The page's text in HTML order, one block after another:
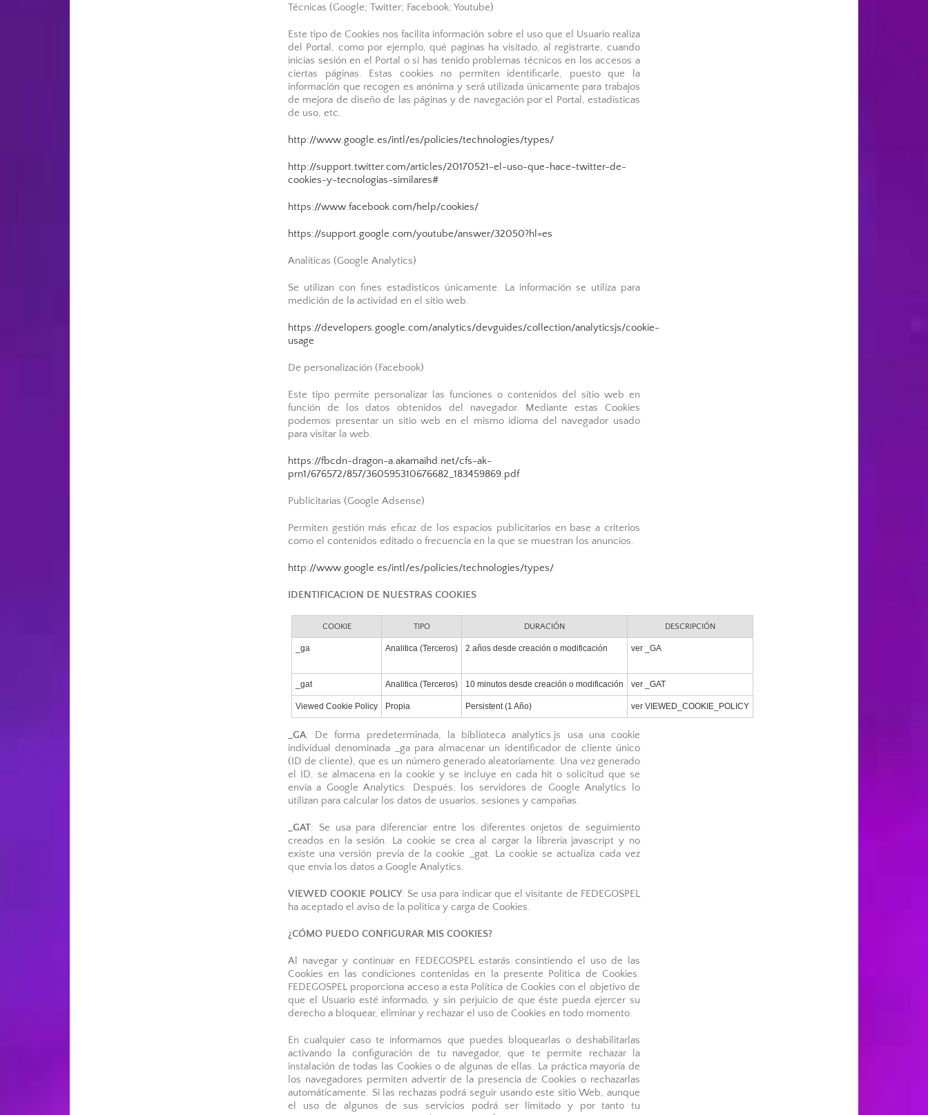
Técnicas (Google; Twitter; Facebook; Youtube)
Este tipo de Cookies nos facilita información sobre el uso que el Usuario realiza
del Portal, como por ejemplo, qué paginas ha visitado, al registrarte, cuando
inicias sesión en el Portal o si has tenido problemas técnicos en los accesos a
ciertas páginas. Estas cookies no permiten identificarle, puesto que la
información que recogen es anónima y será utilizada únicamente para trabajos
de mejora de diseño de las páginas y de navegación por el Portal, estadísticas
de uso, etc.
http://www.google.es/intl/es/policies/technologies/types/
http://support.twitter.com/articles/20170521-el-uso-que-hace-twitter-de-
cookies-y-tecnologias-similares#
https://www.facebook.com/help/cookies/
https://support.google.com/youtube/answer/32050?hl=es
Analíticas (Google Analytics)
Se utilizan con fines estadísticos únicamente. La información se utiliza para
medición de la actividad en el sitio web.
https://developers.google.com/analytics/devguides/collection/analyticsjs/cookie-
usage
De personalización (Facebook)
Este tipo permite personalizar las funciones o contenidos del sitio web en
función de los datos obtenidos del navegador. Mediante estas Cookies
podemos presentar un sitio web en el mismo idioma del navegador usado
para visitar la web.
https://fbcdn-dragon-a.akamaihd.net/cfs-ak-
prn1/676572/857/360595310676682_183459869.pdf
Publicitarias (Google Adsense)
Permiten gestión más eficaz de los espacios publicitarios en base a criterios
como el contenidos editado o frecuencia en la que se muestran los anuncios.
http://www.google.es/intl/es/policies/technologies/types/
IDENTIFICACION DE NUESTRAS COOKIES
COOKIE TIPO DURACIÓN DESCRIPCIÓN
_ga Analitica (Terceros) 2 años desde creación o modificación ver _GA
_gat Analitica (Terceros) 10 minutos desde creación o modificación ver _GAT
Viewed Cookie Policy Propia Persistent (1 Año) ver VIEWED_COOKIE_POLICY
_GA: De forma predeterminada, la biblioteca analytics.js usa una cookie
individual denominada _ga para almacenar un identificador de cliente único
(ID de cliente), que es un número generado aleatoriamente. Una vez generado
el ID, se almacena en la cookie y se incluye en cada hit o solicitud que se
envía a Google Analytics. Después, los servidores de Google Analytics lo
utilizan para calcular los datos de usuarios, sesiones y campañas.
_GAT: Se usa para diferenciar entre los diferentes onjetos de seguimiento
creados en la sesión. La cookie se crea al cargar la librería javascript y no
existe una versión previa de la cookie _gat. La cookie se actualiza cada vez
que envia los datos a Google Analytics.
VIEWED COOKIE POLICY: Se usa para indicar que el visitante de FEDEGOSPEL
ha aceptado el aviso de la politica y carga de Cookies.
¿CÓMO PUEDO CONFIGURAR MIS COOKIES?
Al navegar y continuar en FEDEGOSPEL estarás consintiendo el uso de las
Cookies en las condiciones contenidas en la presente Política de Cookies.
FEDEGOSPEL proporciona acceso a esta Política de Cookies con el objetivo de
que el Usuario esté informado, y sin perjuicio de que éste pueda ejercer su
derecho a bloquear, eliminar y rechazar el uso de Cookies en todo momento.
En cualquier caso te informamos que puedes bloquearlas o deshabilitarlas
activando la configuración de tu navegador, que te permite rechazar la
instalación de todas las Cookies o de algunas de ellas. La práctica mayoría de
los navegadores permiten advertir de la presencia de Cookies o rechazarlas
automáticamente. Si las rechazas podrá seguir usando este sitio Web, aunque
el uso de algunos de sus servicios podrá ser limitado y por tanto tu